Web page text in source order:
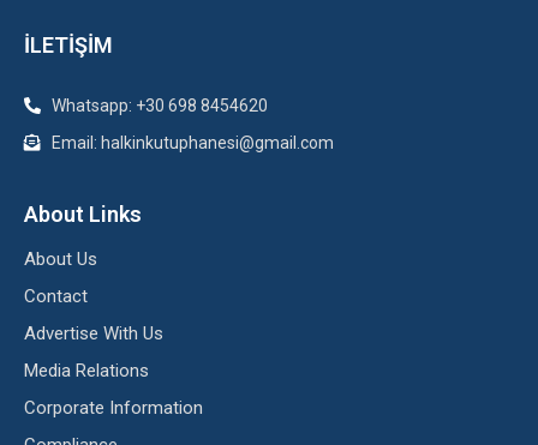
İLETİŞİM
Whatsapp: +30 698 8454620
Email: halkinkutuphanesi@gmail.com
About Links
About Us
Contact
Advertise With Us
Media Relations
Corporate Information